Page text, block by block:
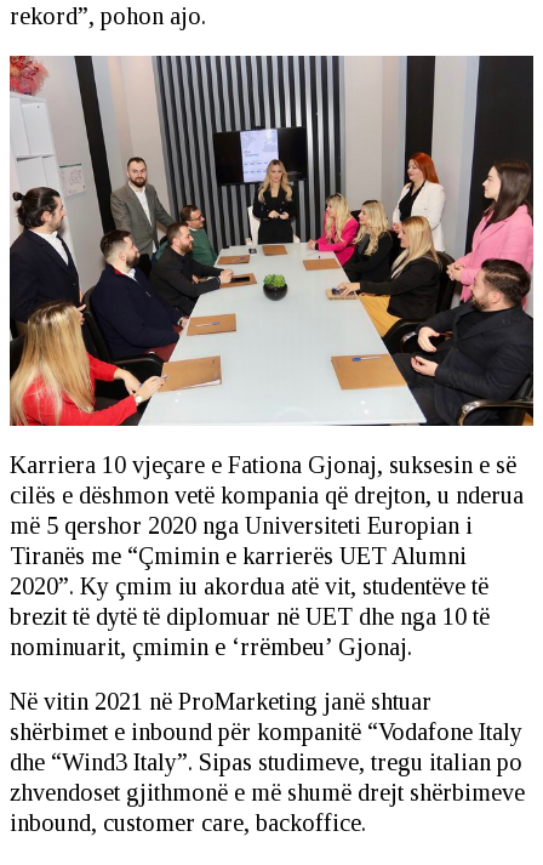
rekord”, pohon ajo.
Karriera 10 vjeçare e Fationa Gjonaj, suksesin e së
cilës e dëshmon vetë kompania që drejton, u nderua
më 5 qershor 2020 nga Universiteti Europian i
Tiranës me “Çmimin e karrierës UET Alumni
2020”. Ky çmim iu akordua atë vit, studentëve të
brezit të dytë të diplomuar në UET dhe nga 10 të
nominuarit, çmimin e ‘rrëmbeu’ Gjonaj.
Në vitin 2021 në ProMarketing janë shtuar
shërbimet e inbound për kompanitë “Vodafone Italy
dhe “Wind3 Italy”. Sipas studimeve, tregu italian po
zhvendoset gjithmonë e më shumë drejt shërbimeve
inbound, customer care, backoffice.